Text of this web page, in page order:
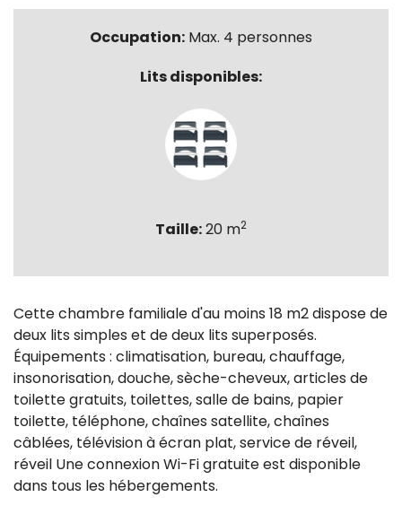
Occupation: Max. 4 personnes
Lits disponibles:
Taille:20 m2
Cette chambre familiale d'au moins 18 m2 dispose de
deux lits simples et de deux lits superposés.
Équipements : climatisation, bureau, chauffage,
insonorisation, douche, sèche-cheveux, articles de
toilette gratuits, toilettes, salle de bains, papier
toilette, téléphone, chaînes satellite, chaînes
câblées, télévision à écran plat, service de réveil,
réveil Une connexion Wi-Fi gratuite est disponible
dans tous les hébergements.